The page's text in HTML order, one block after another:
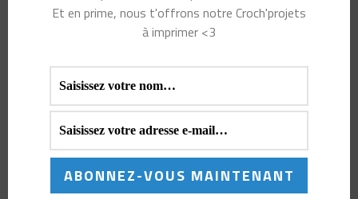
fête ou un petit doudou lumineux, ce pack t’offre tout
ce qu’il faut pour donner vie à tes idées avec
✨ Pour un crochet encore plus fluide et agréable,
pense à jeter un œil à nosmarqueurs de
maillesetcompte-rangs: des indispensables pour
t’accompagner dans tous tes projets ! 🧶
Tu veux encore plus d’inspiration et d’astuces ?
Et en prime, nous t'offrons notre Croch'projets
à imprimer <3